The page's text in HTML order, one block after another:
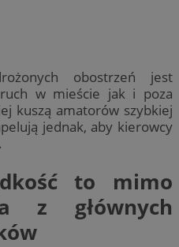
obostrzeń jest
w mieście jak i poza
kuszą amatorów szybkiej
jednak, aby kierowcy
to mimo
z głównych